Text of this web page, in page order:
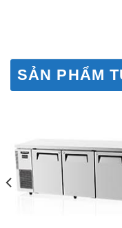
SẢN PHẨM